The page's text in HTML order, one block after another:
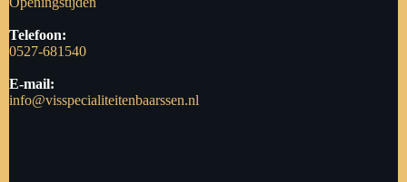
Telefoon:
0527-681540
E-mail:
info@visspecialiteitenbaarssen.nl